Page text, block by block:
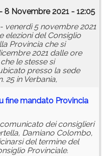
- 8 Novembre 2021 - 12:05
venerdì 5 novembre 2021
elezioni del Consiglio
Provincia che si
2021 dalle ore
le stesse si
presso la sede
25 in Verbania,
fine mandato Provincia
dei consiglieri
Damiano Colombo,
del termine del
Provinciale.